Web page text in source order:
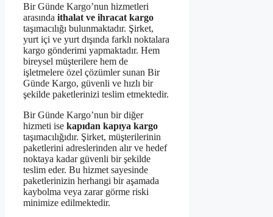
Bir Günde Kargo’nun hizmetleri
arasında ithalat ve ihracat kargo
taşımacılığı bulunmaktadır. Şirket,
yurt içi ve yurt dışında farklı noktalara
kargo gönderimi yapmaktadır. Hem
bireysel müşterilere hem de
işletmelere özel çözümler sunan Bir
Günde Kargo, güvenli ve hızlı bir
şekilde paketlerinizi teslim etmektedir.
Bir Günde Kargo’nun bir diğer
hizmeti ise kapıdan kapıya kargo
taşımacılığıdır. Şirket, müşterilerinin
paketlerini adreslerinden alır ve hedef
noktaya kadar güvenli bir şekilde
teslim eder. Bu hizmet sayesinde
paketlerinizin herhangi bir aşamada
kaybolma veya zarar görme riski
minimize edilmektedir.